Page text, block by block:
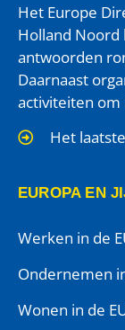
Het Europe
Holland
antwoorden
Daarnaast
activiteiten om
Het
EUROPA EN
Werken in de
Ondernemen
Wonen in de